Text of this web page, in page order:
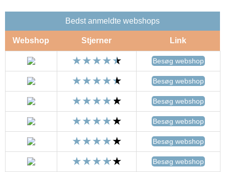
Bedst anmeldte webshops
Webshop Stjerner Link
Besøg webshop
Besøg webshop
Besøg webshop
Besøg webshop
Besøg webshop
Besøg webshop